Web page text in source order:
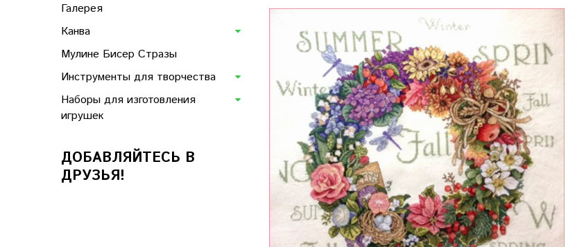
Галерея
Канва
Мулине Бисер Стразы
Инструменты для творчества
Наборы для изготовления
игрушек
ДОБАВЛЯЙТЕСЬ В
ДРУЗЬЯ!